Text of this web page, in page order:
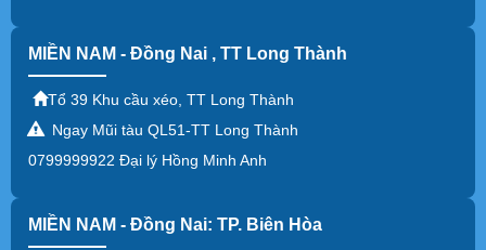
MIỀN NAM - Đồng Nai , TT Long Thành
Tổ 39 Khu cầu xéo, TT Long Thành
Ngay Mũi tàu QL51-TT Long Thành
0799999922 Đại lý Hồng Minh Anh
MIỀN NAM - Đồng Nai: TP. Biên Hòa